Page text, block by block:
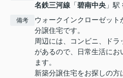
名鉄三河線 「碧南中央 」
備考
ウォークインクローゼッ
分譲住宅です。
周辺には、コンビニ、ド
があるので、日常生活に
ます。
新築分譲住宅をお探しの